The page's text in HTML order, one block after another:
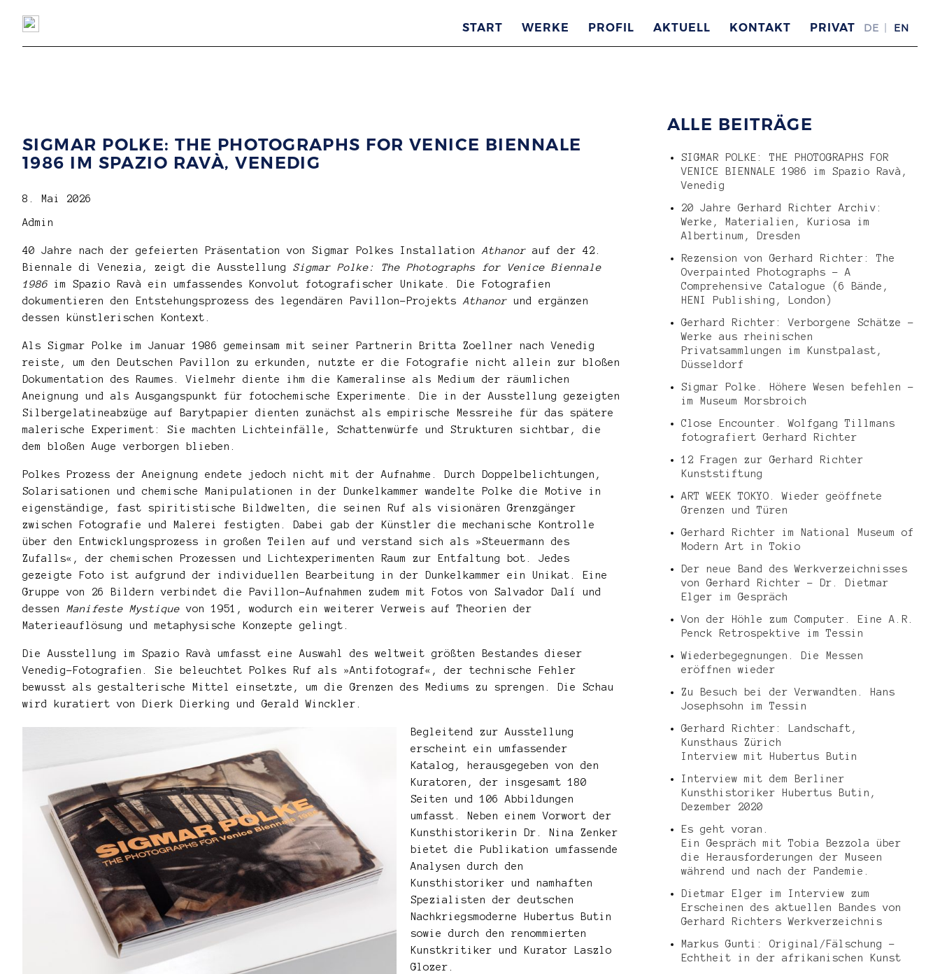
DE EN
START WERKE PROFIL AKTUELL KONTAKT PRIVAT
SIGMAR POLKE: THE PHOTOGRAPHS FOR VENICE BIENNALE
1986 IM SPAZIO RAVÀ, VENEDIG
8. Mai 2026
Admin
40 Jahre nach der gefeierten Präsentation von Sigmar Polkes InstallationAthanor auf der 42.
Biennale di Venezia, zeigt die Ausstellung Sigmar Polke: The Photographs for Venice Biennale
1986 im Spazio Ravà ein umfassendes Konvolut fotografischer Unikate. Die Fotografien
dokumentieren den Entstehungsprozess des legendären Pavillon-ProjektsAthanor und ergänzen
dessen künstlerischen Kontext.
Als Sigmar Polke im Januar 1986 gemeinsam mit seiner Partnerin Britta Zoellner nach Venedig
reiste, um den Deutschen Pavillon zu erkunden, nutzte er die Fotografie nicht allein zur bloßen
Dokumentation des Raumes. Vielmehr diente ihm die Kameralinse als Medium der räumlichen
Aneignung und als Ausgangspunkt für fotochemische Experimente. Die in der Ausstellung gezeigten
Silbergelatineabzüge auf Barytpapier dienten zunächst als empirische Messreihe für das spätere
malerische Experiment: Sie machten Lichteinfälle, Schattenwürfe und Strukturen sichtbar, die
dem bloßen Auge verborgen blieben.
Polkes Prozess der Aneignung endete jedoch nicht mit der Aufnahme. Durch Doppelbelichtungen,
Solarisationen und chemische Manipulationen in der Dunkelkammer wandelte Polke die Motive in
eigenständige, fast spiritistische Bildwelten, die seinen Ruf als visionären Grenzgänger
zwischen Fotografie und Malerei festigten. Dabei gab der Künstler die mechanische Kontrolle
über den Entwicklungsprozess in großen Teilen auf und verstand sich als »Steuermann des
Zufalls«, der chemischen Prozessen und Lichtexperimenten Raum zur Entfaltung bot. Jedes
gezeigte Foto ist aufgrund der individuellen Bearbeitung in der Dunkelkammer ein Unikat. Eine
Gruppe von 26 Bildern verbindet die Pavillon-Aufnahmen zudem mit Fotos von Salvador Dalí und
dessen Manifeste Mystique von 1951, wodurch ein weiterer Verweis auf Theorien der
Materieauflösung und metaphysische Konzepte gelingt.
Die Ausstellung im Spazio Ravà umfasst eine Auswahl des weltweit größten Bestandes dieser
Venedig-Fotografien. Sie beleuchtet Polkes Ruf als »Antifotograf«, der technische Fehler
bewusst als gestalterische Mittel einsetzte, um die Grenzen des Mediums zu sprengen. Die Schau
wird kuratiert von Dierk Dierking und Gerald Winckler.
Begleitend zur Ausstellung
erscheint ein umfassender
Katalog, herausgegeben von den
Kuratoren, der insgesamt 180
Seiten und 106 Abbildungen
umfasst. Neben einem Vorwort der
Kunsthistorikerin Dr. Nina Zenker
bietet die Publikation umfassende
Analysen durch den
Kunsthistoriker und namhaften
Spezialisten der deutschen
Nachkriegsmoderne Hubertus Butin
sowie durch den renommierten
Kunstkritiker und Kurator Laszlo
Glozer.
ALLE BEITRÄGE
SIGMAR POLKE: THE PHOTOGRAPHS FOR
VENICE BIENNALE 1986 im Spazio Ravà,
Venedig
20 Jahre Gerhard Richter Archiv:
Werke, Materialien, Kuriosa im
Albertinum, Dresden
Rezension von Gerhard Richter: The
Overpainted Photographs – A
Comprehensive Catalogue (6 Bände,
HENI Publishing, London)
Gerhard Richter: Verborgene Schätze –
Werke aus rheinischen
Privatsammlungen im Kunstpalast,
Düsseldorf
Sigmar Polke. Höhere Wesen befehlen –
im Museum Morsbroich
Close Encounter. Wolfgang Tillmans
fotografiert Gerhard Richter
12 Fragen zur Gerhard Richter
Kunststiftung
ART WEEK TOKYO. Wieder geöffnete
Grenzen und Türen
Gerhard Richter im National Museum of
Modern Art in Tokio
Der neue Band des Werkverzeichnisses
von Gerhard Richter – Dr. Dietmar
Elger im Gespräch
Von der Höhle zum Computer. Eine A.R.
Penck Retrospektive im Tessin
Wiederbegegnungen. Die Messen
eröffnen wieder
Zu Besuch bei der Verwandten. Hans
Josephsohn im Tessin
Gerhard Richter: Landschaft,
Kunsthaus Zürich
Interview mit Hubertus Butin
Interview mit dem Berliner
Kunsthistoriker Hubertus Butin,
Dezember 2020
Es geht voran.
Ein Gespräch mit Tobia Bezzola über
die Herausforderungen der Museen
während und nach der Pandemie.
Dietmar Elger im Interview zum
Erscheinen des aktuellen Bandes von
Gerhard Richters Werkverzeichnis
Markus Gunti: Original/Fälschung –
Echtheit in der afrikanischen Kunst